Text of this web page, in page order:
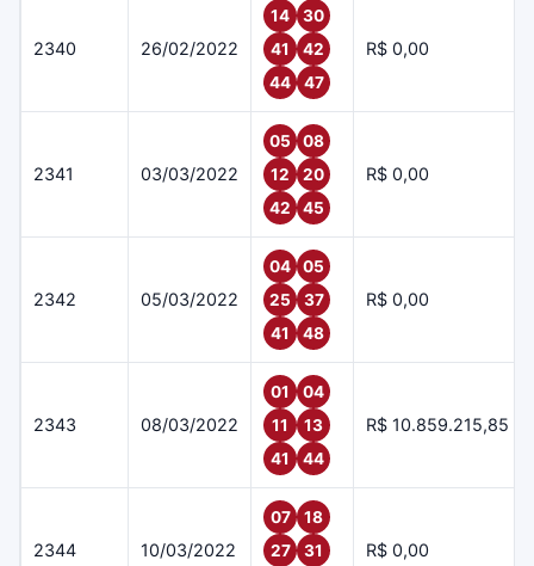
2340 26/02/2022
14
30
41
42
44
47
R$ 0,00
2341 03/03/2022
05
08
12
20
42
45
R$ 0,00
2342 05/03/2022
04
05
25
37
41
48
R$ 0,00
2343 08/03/2022
01
04
11
13
41
44
R$ 10.859.215,85
2344 10/03/2022
07
18
27
31
R$ 0,00